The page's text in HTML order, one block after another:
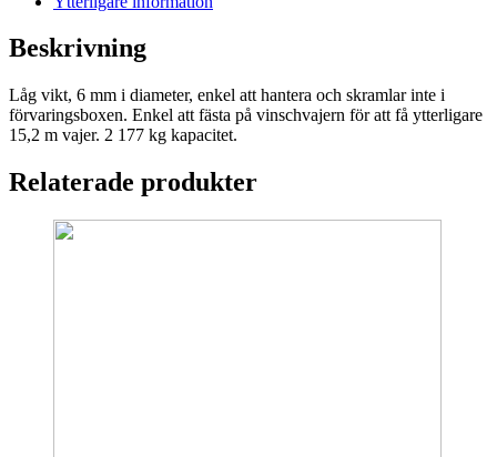
Beskrivning
Låg vikt, 6 mm i diameter, enkel att hantera och skramlar inte i
förvaringsboxen. Enkel att fästa på vinschvajern för att få ytterligare
15,2 m vajer. 2 177 kg kapacitet.
Relaterade produkter